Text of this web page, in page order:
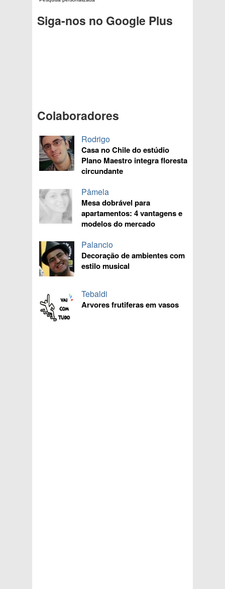
Siga-nos no Google Plus
Colaboradores
Rodrigo
Casa no Chile do estúdio
Plano Maestro integra floresta
circundante
Pâmela
Mesa dobrável para
apartamentos: 4 vantagens e
modelos do mercado
Palancio
Decoração de ambientes com
estilo musical
Tebaldi
Arvores frutiferas em vasos